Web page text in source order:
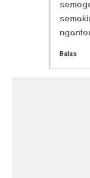
Balas